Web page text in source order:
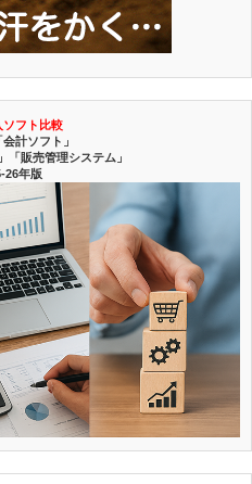
ソフト比較
会計ソフト」
「販売管理システム」
26年版